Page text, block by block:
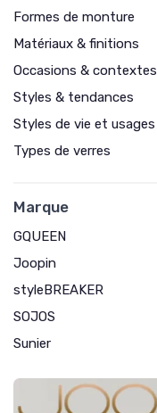
Formes de monture
Matériaux & finitions
Occasions & contextes
Styles & tendances
Styles de vie et usages
Types de verres
Marque
GQUEEN
Joopin
styleBREAKER
SOJOS
Sunier